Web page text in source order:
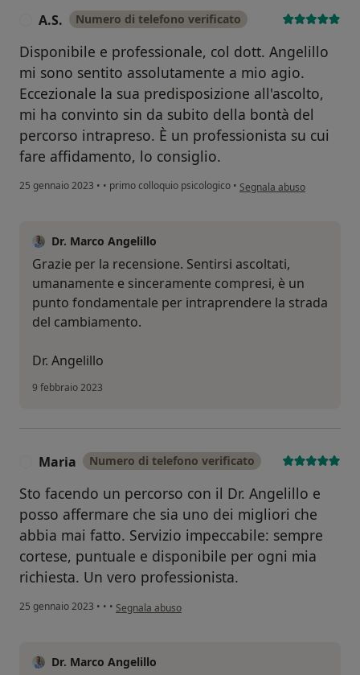
A.S. Numero di telefono verificato
Disponibile e professionale, col dott. Angelillo
mi sono sentito assolutamente a mio agio.
Eccezionale la sua predisposizione all'ascolto,
mi ha convinto sin da subito della bontà del
percorso intrapreso. È un professionista su cui
fare affidamento, lo consiglio.
25 gennaio 2023 • • primo colloquio psicologico • secondo l'opinione
Segnala abuso
Dr. Marco Angelillo
Grazie per la recensione. Sentirsi ascoltati,
umanamente e sinceramente compresi, è un
punto fondamentale per intraprendere la strada
del cambiamento.
Dr. Angelillo
9 febbraio 2023
Maria Numero di telefono verificato
Sto facendo un percorso con il Dr. Angelillo e
posso affermare che sia uno dei migliori che
abbia mai fatto. Servizio impeccabile: sempre
cortese, puntuale e disponibile per ogni mia
richiesta. Un vero professionista.
25 gennaio 2023 • • • secondo l'opinione dell'utente Maria
Segnala abuso
Dr. Marco Angelillo